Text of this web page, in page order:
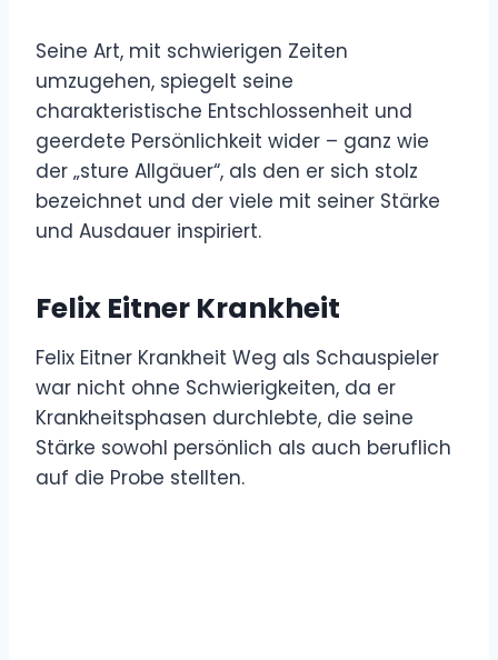
Seine Art, mit schwierigen Zeiten
umzugehen, spiegelt seine
charakteristische Entschlossenheit und
geerdete Persönlichkeit wider – ganz wie
der „sture Allgäuer“, als den er sich stolz
bezeichnet und der viele mit seiner Stärke
und Ausdauer inspiriert.
Felix Eitner Krankheit
Felix Eitner Krankheit Weg als Schauspieler
war nicht ohne Schwierigkeiten, da er
Krankheitsphasen durchlebte, die seine
Stärke sowohl persönlich als auch beruflich
auf die Probe stellten.